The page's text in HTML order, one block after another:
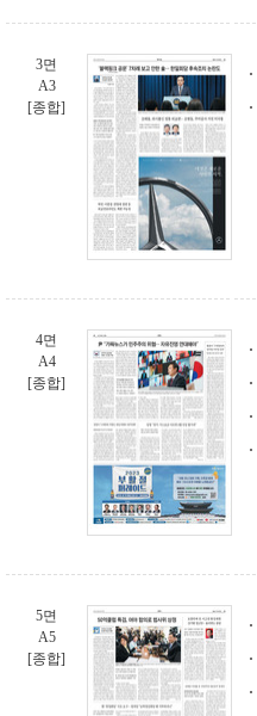
3면
A3
[종합]
4면
A4
[종합]
5면
A5
[종합]